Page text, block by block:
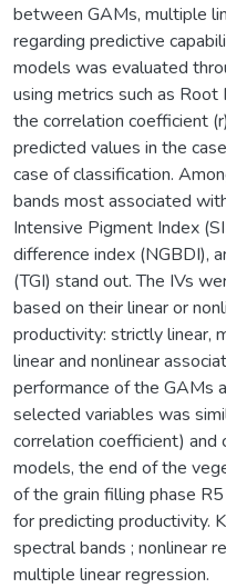
between GAMs, multiple
regarding predictive
models was evaluated
using metrics such as Root
the correlation coefficient
predicted values in the
case of classification.
bands most associated
Intensive Pigment Index
difference index (NGBDI),
(TGI) stand out. The IVs
based on their linear or
productivity: strictly linear,
linear and nonlinear
performance of the GAMs
selected variables was
correlation coefficient) and
models, the end of the
of the grain filling phase
for predicting productivity.
spectral bands ; nonlinear
multiple linear regression.